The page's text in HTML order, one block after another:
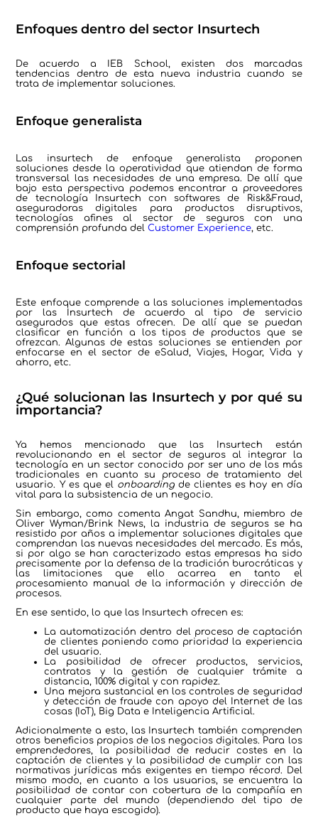
Enfoques dentro del sector Insurtech
De acuerdo a IEB School, existen dos marcadas
tendencias dentro de esta nueva industria cuando se
trata de implementar soluciones.
Enfoque generalista
Las insurtech de enfoque generalista proponen
soluciones desde la operatividad que atiendan de forma
transversal las necesidades de una empresa. De allí que
bajo esta perspectiva podemos encontrar a proveedores
de tecnología Insurtech con softwares de Risk&Fraud,
aseguradoras digitales para productos disruptivos,
tecnologías afines al sector de seguros con una
comprensión profunda delCustomer Experience, etc.
Enfoque sectorial
Este enfoque comprende a las soluciones implementadas
por las Insurtech de acuerdo al tipo de servicio
asegurados que estas ofrecen. De allí que se puedan
clasificar en función a los tipos de productos que se
ofrezcan. Algunas de estas soluciones se entienden por
enfocarse en el sector de eSalud, Viajes, Hogar, Vida y
ahorro, etc.
¿Qué solucionan las Insurtech y por qué su
importancia?
Ya hemos mencionado que las Insurtech están
revolucionando en el sector de seguros al integrar la
tecnología en un sector conocido por ser uno de los más
tradicionales en cuanto su proceso de tratamiento del
usuario. Y es que el onboardingde clientes es hoy en día
vital para la subsistencia de un negocio.
Sin embargo, como comenta Angat Sandhu, miembro de
Oliver Wyman/Brink News, la industria de seguros se ha
resistido por años a implementar soluciones digitales que
comprendan las nuevas necesidades del mercado. Es más,
si por algo se han caracterizado estas empresas ha sido
precisamente por la defensa de la tradición burocráticas y
las limitaciones que ello acarrea en tanto el
procesamiento manual de la información y dirección de
procesos.
En ese sentido, lo que las Insurtech ofrecen es:
La automatización dentro del proceso de captación
de clientes poniendo como prioridad la experiencia
del usuario.
La posibilidad de ofrecer productos, servicios,
contratos y la gestión de cualquier trámite a
distancia, 100% digital y con rapidez.
Una mejora sustancial en los controles de seguridad
y detección de fraude con apoyo del Internet de las
cosas (IoT), Big Data e Inteligencia Artificial.
Adicionalmente a esto, las Insurtech también comprenden
otros beneficios propios de los negocios digitales. Para los
emprendedores, la posibilidad de reducir costes en la
captación de clientes y la posibilidad de cumplir con las
normativas jurídicas más exigentes en tiempo récord. Del
mismo modo, en cuanto a los usuarios, se encuentra la
posibilidad de contar con cobertura de la compañía en
cualquier parte del mundo (dependiendo del tipo de
producto que haya escogido).